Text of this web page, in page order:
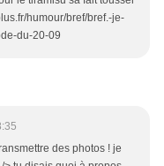
humour/bref/bref.-je-
du-20-09
des photos ! je